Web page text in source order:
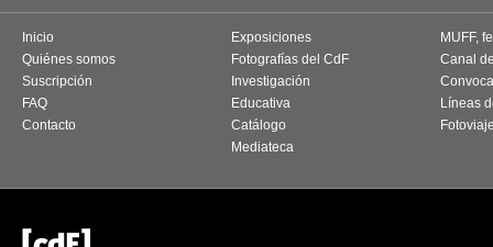
Inicio
Quiénes somos
Suscripción
FAQ
Contacto
Exposiciones
Fotografías del CdF
Investigación
Educativa
Catálogo
Mediateca
MUFF,
Canal
Líneas